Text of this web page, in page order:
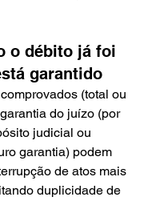
o débito já foi
garantido
(total ou
do juízo (por
judicial ou
garantia) podem
de atos mais
duplicidade de